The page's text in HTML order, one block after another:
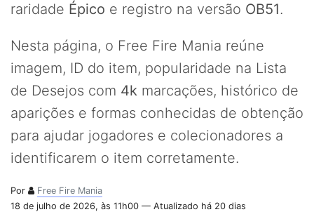
raridade Épico e registro na versão OB51.
Nesta página, o Free Fire Mania reúne
imagem, ID do item, popularidade na Lista
de Desejos com 4k marcações, histórico de
aparições e formas conhecidas de obtenção
para ajudar jogadores e colecionadores a
identificarem o item corretamente.
Por
Free Fire Mania
18 de julho de 2026, às 11h00 — Atualizado há 20 dias